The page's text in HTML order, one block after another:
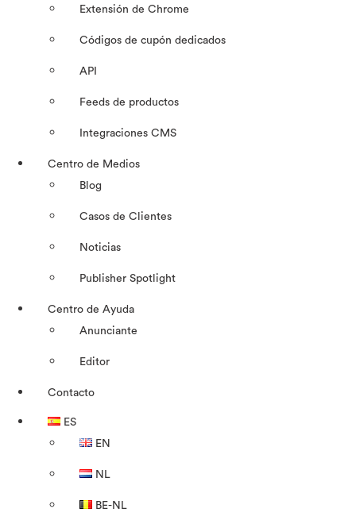
Extensión de Chrome
Códigos de cupón dedicados
API
Feeds de productos
Integraciones CMS
Centro de Medios
Blog
Casos de Clientes
Noticias
Publisher Spotlight
Centro de Ayuda
Anunciante
Editor
Contacto
ES
EN
NL
BE-NL